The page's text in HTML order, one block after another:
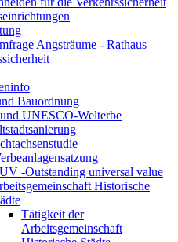
Angsträume - Rathaus
Bauordnung
UNESCO-Welterbe
-Outstanding universal value
Historische
Tätigkeit der
Arbeitsgemeinschaft